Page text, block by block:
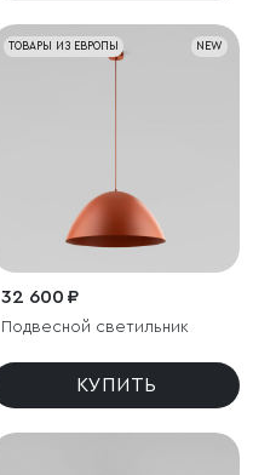
NEW
ТОВАРЫ ИЗ ЕВРОПЫ
32 600 ₽
Подвесной светильник
КУПИТЬ